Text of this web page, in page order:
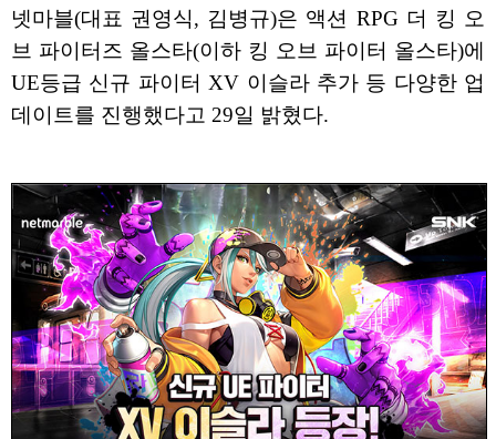
넷마블(대표 권영식, 김병규)은 액션 RPG 더 킹 오
브 파이터즈 올스타(이하 킹 오브 파이터 올스타)에
UE등급 신규 파이터 XV 이슬라 추가 등 다양한 업
데이트를 진행했다고 29일 밝혔다.